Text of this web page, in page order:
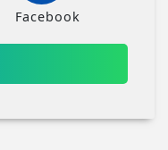
Facebook